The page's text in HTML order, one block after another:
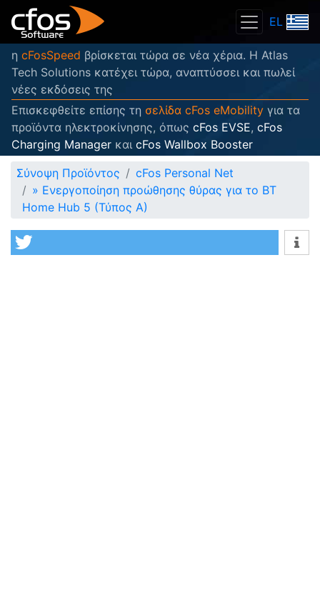
EL
η cFosSpeed βρίσκεται τώρα σε νέα χέρια. Η Atlas
Tech Solutions κατέχει τώρα, αναπτύσσει και πωλεί
νέες εκδόσεις της
Επισκεφθείτε επίσης τη σελίδα cFos eMobility για τα
προϊόντα ηλεκτροκίνησης, όπως cFos EVSE, cFos
Charging Manager και cFos Wallbox Booster
Σύνοψη Προϊόντος
cFos Personal Net
» Ενεργοποίηση προώθησης θύρας για το BT
Home Hub 5 (Τύπος A)